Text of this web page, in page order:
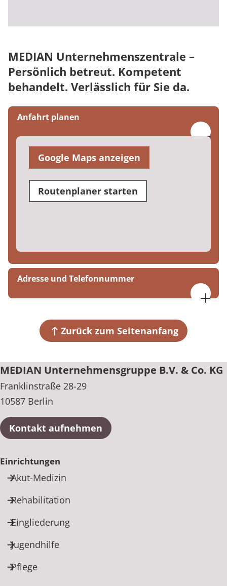
MEDIAN Unternehmenszentrale –
Persönlich betreut. Kompetent
behandelt. Verlässlich für Sie da.
Anfahrt planen
Google Maps anzeigen
Routenplaner starten
Adresse und Telefonnummer
10587 BerlinZurück zum Seitenanfang
MEDIAN Unternehmensgruppe B.V. & Co. KG
Franklinstraße 28-29
10587 Berlin
Kontakt aufnehmen
Einrichtungen
Akut-Medizin
Rehabilitation
Eingliederung
Jugendhilfe
Pflege